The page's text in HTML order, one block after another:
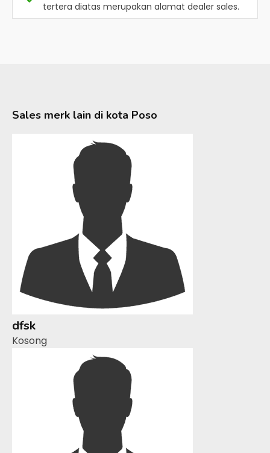
tertera diatas merupakan alamat dealer sales.
Sales merk lain di kota Poso
dfsk
Kosong